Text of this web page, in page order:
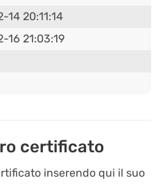
14 20:11:14
16 21:03:19
certificato
inserendo qui il suo